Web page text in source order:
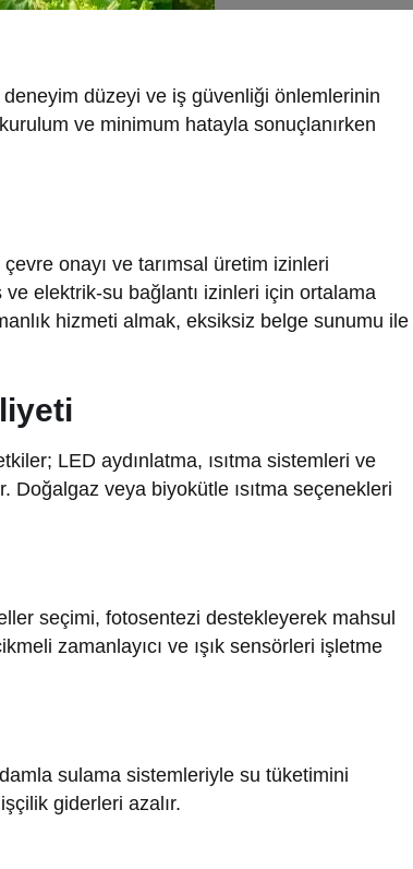
düzeyi ve iş güvenliği önlemlerinin
ve minimum hatayla sonuçlanırken
onayı ve tarımsal üretim izinleri
elektrik-su bağlantı izinleri için ortalama
hizmeti almak, eksiksiz belge sunumu ile
LED aydınlatma, ısıtma sistemleri ve
Doğalgaz veya biyokütle ısıtma seçenekleri
seçimi, fotosentezi destekleyerek mahsul
zamanlayıcı ve ışık sensörleri işletme
sulama sistemleriyle su tüketimini
giderleri azalır.